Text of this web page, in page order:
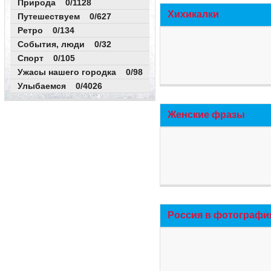
Природа 0/1128
Путешествуем 0/627
Ретро 0/134
События, люди 0/32
Спорт 0/105
Ужасы нашего городка 0/98
Улыбаемся 0/4026
Хихикалки
Женские фразы
Россия в